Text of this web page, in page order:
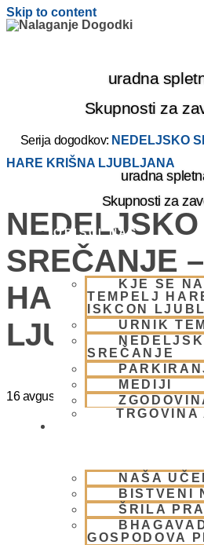
Skip to content
uradna
Skupnosti za
uradna
Skupnosti za
OBIŠČI NAS
KJE SE
TEMPELJ
ISKCON
URNIK
SREČANJE
MEDIJI
TRGOVINA
NAŠA
BISTVENI
ŠRILA
GOSPODOVA
Serija dogodkov: NEDELJSKO
HARE KRIŠNA LJUBLJANA
NEDELJSKO
SREČANJE
HARE
LJUBLJANA
16 avgusta @ 15:00 -20:00